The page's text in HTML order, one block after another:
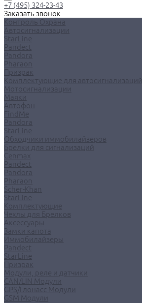
+7 (495) 324-23-43
Заказать звонок
Контроль Охрана
Автосигнализации
StarLine
Pandect
Pandora
Pharaon
Призрак
Комплектующие для автосигнализаций
Мотосигнализации
Маяки
Автофон
FindMe
Pandora
StarLine
Обходчики иммобилайзеров
Брелки для сигнализаций
Cenmax
Pandect
Pandora
Pharaon
Scher-Khan
StarLine
Комплектующие
Чехлы для Брелков
Аксессуары
Замки капота
Иммобилайзеры
Pandect
StarLine
Призрак
Модули, реле и датчики
CAN/LIN Модули
GPS/Глонасс Модули
GSM Модули